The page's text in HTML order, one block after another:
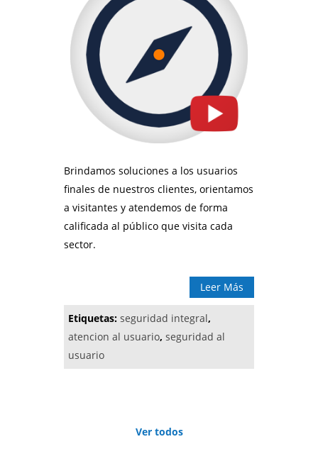
Brindamos soluciones a los usuarios
finales de nuestros clientes, orientamos
a visitantes y atendemos de forma
calificada al público que visita cada
sector.
Leer Más
Etiquetas: seguridad integral,
atencion al usuario, seguridad al
usuario
Ver todos